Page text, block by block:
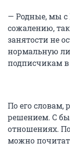
— Родные, мы с
сожалению,
занятости не
нормальную
подписчикам в
По его словам,
решением. С
отношениях.
можно